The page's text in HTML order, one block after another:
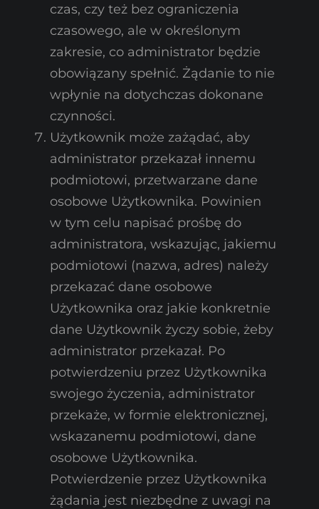
czas, czy też bez ograniczenia
czasowego, ale w określonym
zakresie, co administrator będzie
obowiązany spełnić. Żądanie to nie
wpłynie na dotychczas dokonane
czynności.
Użytkownik może zażądać, aby
administrator przekazał innemu
podmiotowi, przetwarzane dane
osobowe Użytkownika. Powinien
w tym celu napisać prośbę do
administratora, wskazując, jakiemu
podmiotowi (nazwa, adres) należy
przekazać dane osobowe
Użytkownika oraz jakie konkretnie
dane Użytkownik życzy sobie, żeby
administrator przekazał. Po
potwierdzeniu przez Użytkownika
swojego życzenia, administrator
przekaże, w formie elektronicznej,
wskazanemu podmiotowi, dane
osobowe Użytkownika.
Potwierdzenie przez Użytkownika
żądania jest niezbędne z uwagi na